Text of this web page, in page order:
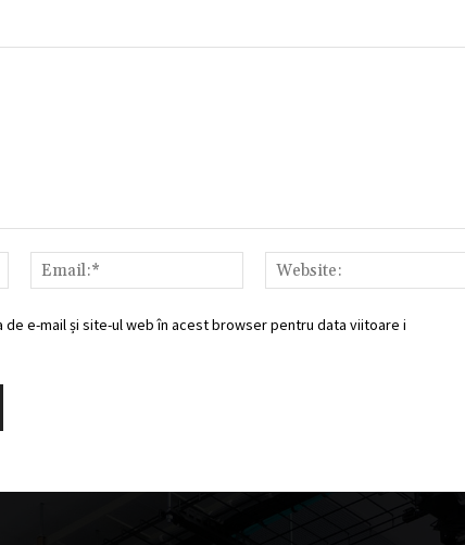
Nume:*
Email:*
de e-mail și site-ul web în acest browser pentru data viitoare i